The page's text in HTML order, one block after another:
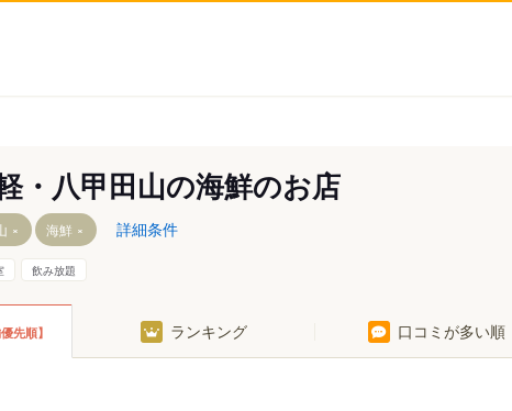
・八甲田山の海鮮のお店
海鮮 詳細条件
飲み放題
先順】 ランキング 口コミが多い順